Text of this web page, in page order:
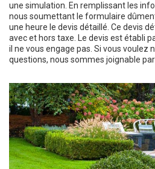
une simulation. En remplissant les
nous soumettant le formulaire
une heure le devis détaillé. Ce devis
avec et hors taxe. Le devis est établi
il ne vous engage pas. Si vous voulez
questions, nous sommes joignable